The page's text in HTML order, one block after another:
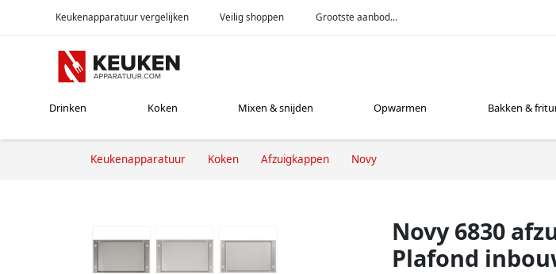
Keukenapparatuur vergelijken Veilig shoppen Grootste aanbod...
Drinken Koken Mixen & snijden Opwarmen Bakken &
Keukenapparatuur Koken Afzuigkappen Novy
Novy 6830
Plafond